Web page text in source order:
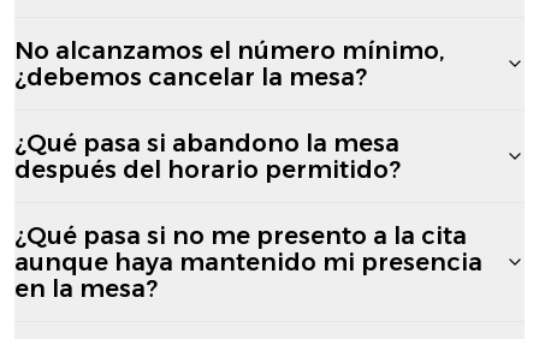
No alcanzamos el número mínimo,
¿debemos cancelar la mesa?
¿Qué pasa si abandono la mesa
después del horario permitido?
¿Qué pasa si no me presento a la cita
aunque haya mantenido mi presencia
en la mesa?